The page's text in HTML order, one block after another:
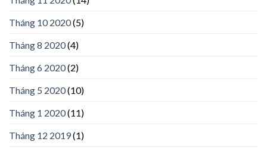
Tháng 10 2020(5)
Tháng 8 2020(4)
Tháng 6 2020(2)
Tháng 5 2020(10)
Tháng 1 2020(11)
Tháng 12 2019(1)